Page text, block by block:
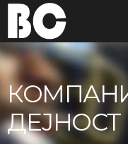
ДЕЈНОСТ